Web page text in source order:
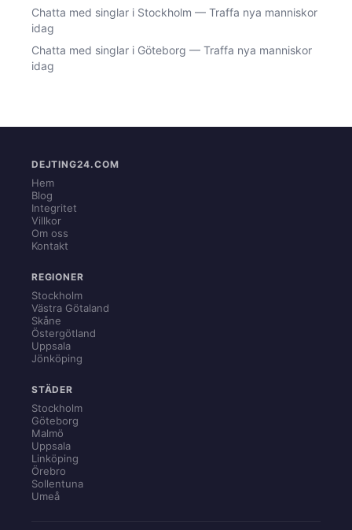
Chatta med singlar i Stockholm — Traffa nya manniskor
idag
Chatta med singlar i Göteborg — Traffa nya manniskor
idag
DEJTING24.COM
Hem
Blog
Integritet
Villkor
Om oss
Kontakt
REGIONER
Stockholm
Västra Götaland
Skåne
Östergötland
Uppsala
Jönköping
STÄDER
Stockholm
Göteborg
Malmö
Uppsala
Linköping
Örebro
Sollentuna
Umeå